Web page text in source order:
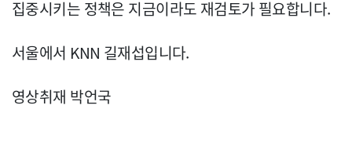
집중시키는 정책은 지금이라도 재검토가 필요합니다.
서울에서 KNN 길재섭입니다.
영상취재 박언국